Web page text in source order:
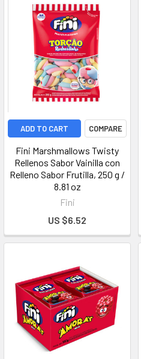
ADD TO CART COMPARE
Fini Marshmallows Twisty
Rellenos Sabor Vainilla con
Relleno Sabor Frutilla, 250 g /
8.81 oz
Fini
US $6.52